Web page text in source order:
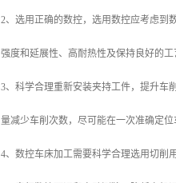
2、选用正确的数控，选用数控应考虑到
强度和延展性、高耐热性及保持良好的
3、科学合理重新安装夹持工件，提升车
量减少车削次数，尽可能在一次准确定
4、数控车床加工需要科学合理选用切削